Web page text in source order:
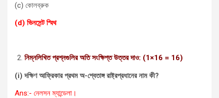
(c) কোলব্রুক
(d) ভিনসেন্ট স্মিথ
নিম্নলিখিত প্রশ্নগুলির অতি সংক্ষিপ্ত উত্তর দাও: (1×16 = 16)
(i) দক্ষিণ আফ্রিকার প্রথম অ-শ্বেতাঙ্গ রাষ্ট্রপ্রধানের নাম কী?
Ans:- নেলসন ম্যান্ডেলা।